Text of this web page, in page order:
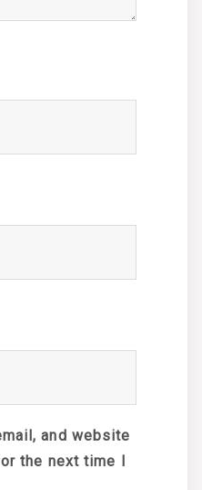
and website
the next time I